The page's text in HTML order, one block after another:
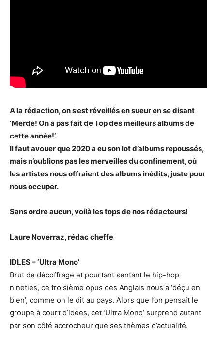
A la rédaction, on s’est réveillés en sueur en se disant
‘Merde! On a pas fait de Top des meilleurs albums de
cette année!’.
Il faut avouer que 2020 a eu son lot d’albums repoussés,
mais n’oublions pas les merveilles du confinement, où
les artistes nous offraient des albums inédits, juste pour
nous occuper.
Sans ordre aucun, voilà les tops de nos rédacteurs!
Laure Noverraz, rédac cheffe
IDLES – ‘Ultra Mono’
Brut de décoffrage et pourtant sentant le hip-hop
nineties, ce troisième opus des Anglais nous a ‘déçu en
bien’, comme on le dit au pays. Alors que l’on pensait le
groupe à court d’idées, cet ‘Ultra Mono’ surprend autant
par son côté accrocheur que ses thèmes d’actualité.